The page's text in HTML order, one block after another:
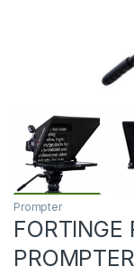
Prompter
FORTINGE
PROMPTER